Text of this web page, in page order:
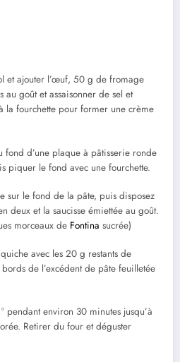
et ajouter l’œuf, 50 g de fromage
goût et assaisonner de sel et
la fourchette pour former une crème
fond d’une plaque à pâtisserie ronde
piquer le fond avec une fourchette.
sur le fond de la pâte, puis disposez
deux et la saucisse émiettée au goût.
morceaux de Fontina sucrée)
avec les 20 g restants de
de l’excédent de pâte feuilletée
pendant environ 30 minutes jusqu’à
Retirer du four et déguster